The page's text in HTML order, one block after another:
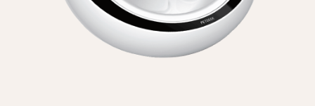
Про Нас
Оптовим клієнтам
Контакти